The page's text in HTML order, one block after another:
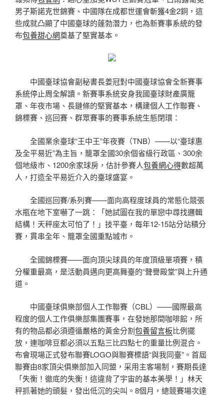
男子斯諾克世錦賽、中國隊在成都世運會斬獲4金2銅，這
些成就凸顯了中國臺球的蓬勃潛力，也為新賽事系統的發
布包養甜心網奠基了堅實基本。
中國臺球協會副秘書長姜冠對中國臺球協會全新賽事
系統停止周全解讀。新賽事系統安身我國臺球財產廣籠
罩、年夜市場、長鏈條的堅實基本，構建個人工作聯賽、
錦標賽、巡回賽、群眾賽事的賽事系統生態閉環：
全國業余臺球“王中王”年夜賽（TNB）——以“臺球惠
及全平易近”為主旨，籠罩全國30余個省級行政區、300余
個地級市、1200余家球房，估計參賽人包養網心得數超萬
人，打造全平易近介入的臺球盛宴。
全國巡回賽/系列賽——面向高程度球員的常態化競張
水瓶在地下室嚇了一跳：「她試圖在我的單戀中尋找邏輯
結構！天秤座太可怕了！」技平臺，每年12-15站分站積分
賽，貫串全年、籠罩全國重點城市。
全國錦標賽——面向頂尖球員的年度頂級單項賽，積
分權重最高，是活動員邁向更高舞臺的“聲譽殿堂”與上升通
道。
中國臺球俱樂部個人工作聯賽（CBL）——國際最高
程度的個人工作俱樂部集團賽事，在發她那間咖啡館，所
有的物品都必須遵循嚴格的黃金分割包養留言板比例擺
放，連咖啡豆都必須以五點三比四點七的重量比例混合。
布會現場正式發布聯賽LOGO與聯賽標語“與我同臺”。首屆
聯賽由8家頂尖俱樂部加入同盟，采用主客場制，賽期長達
「失衡！徹底的失衡！這違背了宇宙的基本美學！」林天
秤抓著她的頭髮，發出低沉的尖叫。8個月，總競賽場次達